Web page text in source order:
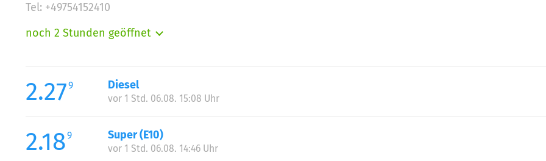
Tel: +49754152410
noch 2 Stunden geöffnet
Mittwoch:
Donnerstag:
Samstag:
Sonntag:
2.279 Diesel
vor 1 Std. 06.08. 15:08 Uhr
2.189 Super (E10)
vor 1 Std. 06.08. 14:46 Uhr